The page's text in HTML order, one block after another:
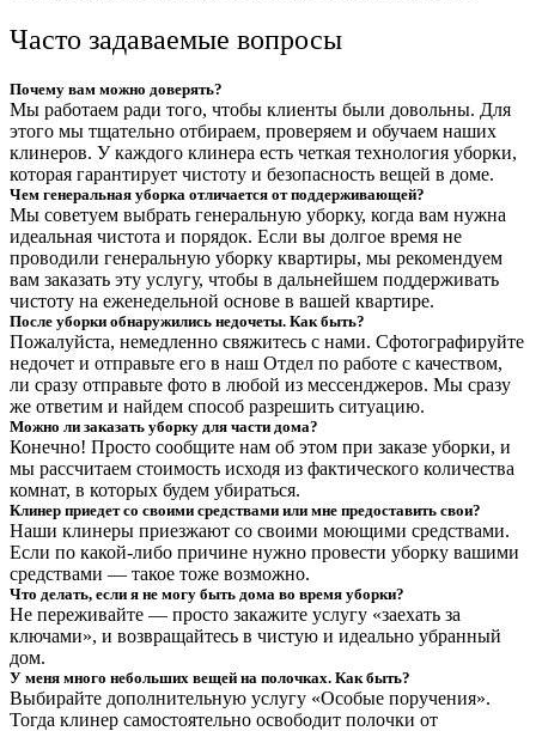
Часто задаваемые вопросы
Почему вам можно доверять?
Мы работаем ради того, чтобы клиенты были довольны. Для
этого мы тщательно отбираем, проверяем и обучаем наших
клинеров. У каждого клинера есть четкая технология уборки,
которая гарантирует чистоту и безопасность вещей в доме.
Чем генеральная уборка отличается от поддерживающей?
Мы советуем выбрать генеральную уборку, когда вам нужна
идеальная чистота и порядок. Если вы долгое время не
проводили генеральную уборку квартиры, мы рекомендуем
вам заказать эту услугу, чтобы в дальнейшем поддерживать
чистоту на еженедельной основе в вашей квартире.
После уборки обнаружились недочеты. Как быть?
Пожалуйста, немедленно свяжитесь с нами. Сфотографируйте
недочет и отправьте его в наш Отдел по работе с качеством,
ли сразу отправьте фото в любой из мессенджеров. Мы сразу
же ответим и найдем способ разрешить ситуацию.
Можно ли заказать уборку для части дома?
Конечно! Просто сообщите нам об этом при заказе уборки, и
мы рассчитаем стоимость исходя из фактического количества
комнат, в которых будем убираться.
Клинер приедет со своими средствами или мне предоставить свои?
Наши клинеры приезжают со своими моющими средствами.
Если по какой-либо причине нужно провести уборку вашими
средствами — такое тоже возможно.
Что делать, если я не могу быть дома во время уборки?
Не переживайте — просто закажите услугу «заехать за
ключами», и возвращайтесь в чистую и идеально убранный
дом.
У меня много небольших вещей на полочках. Как быть?
Выбирайте дополнительную услугу «Особые поручения».
Тогда клинер самостоятельно освободит полочки от